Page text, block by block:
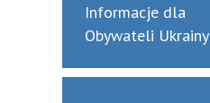
Informacje dla
Obywateli Ukrainy